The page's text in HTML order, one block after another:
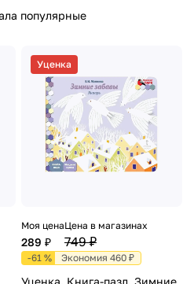
популярные
Уценка
Моя цена
289 ₽
Цена в магазинах
749 ₽
-61 % Экономия 460 ₽
Уценка. Книга-пазл. Зимние